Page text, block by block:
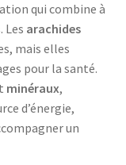
qui combine à
Les arachides
mais elles
pour la santé.
minéraux,
d’énergie,
un